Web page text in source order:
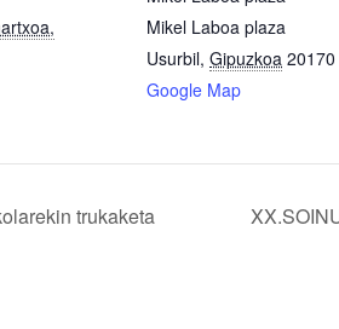
Mikel Laboa plaza
Usurbil, Gipuzkoa 20170
Google Map
trukaketa